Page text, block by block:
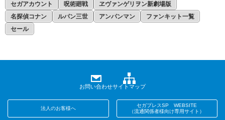
セガアカウント
呪術廻戦
ヱヴァンゲリヲン新劇場版
名探偵コナン
ルパン三世 アンパンマン
ファンキット一覧
セール
お問い合わせサイトマップ
法人のお客様へ
セガプレスSP WEBSITE
（流通関係者様向け専用サイト）